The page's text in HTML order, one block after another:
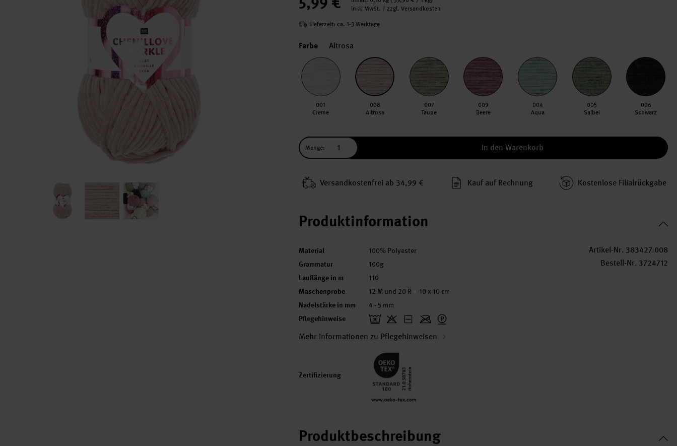
inkl. MwSt. / zzgl. Versandkosten
Lieferzeit: ca. 1-3 Werktage
Farbe Altrosa
001
Creme
008
Altrosa
007
Taupe
009
Beere
004
Aqua
005
Salbei
006
Schwarz
Menge: In den Warenkorb
Versand­kosten­frei ab 34,99 € Kauf auf Rechnung Kosten­lose Filial­rückgabe
Produktinformation
Material 100% Polyester
Grammatur 100g
Lauflänge in m 110
Maschenprobe 12 M und 20 R = 10 x 10 cm
Nadelstärke in mm 4 - 5 mm
Pflegehinweise
Mehr Informationen zu Pflegehinweisen
Zertifizierung
Artikel-Nr. 383427.008
Bestell-Nr. 3724712
Produktbeschreibung